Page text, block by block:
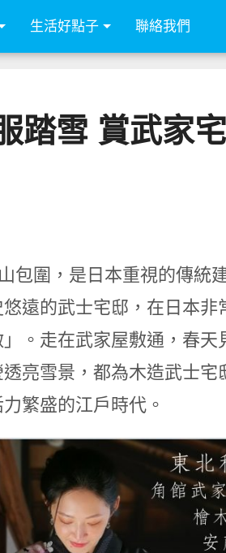
生活好點子 聯絡我們
踏雪 賞武家
包圍，是日本重視的傳統
遠的武士宅邸，在日本非
。走在武家屋敷通，春天
亮雪景，都為木造武士宅
繁盛的江戶時代。